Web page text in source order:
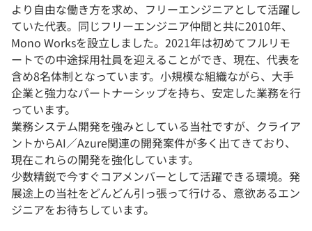
より自由な働き方を求め、フリーエンジニアとして活躍し
ていた代表。同じフリーエンジニア仲間と共に2010年、
Mono Worksを設立しました。2021年は初めてフルリモ
ートでの中途採用社員を迎えることができ、現在、代表を
含め8名体制となっています。小規模な組織ながら、大手
企業と強力なパートナーシップを持ち、安定した業務を行
っています。
業務システム開発を強みとしている当社ですが、クライア
ントからAI／Azure関連の開発案件が多く出てきており、
現在これらの開発を強化しています。
少数精鋭で今すぐコアメンバーとして活躍できる環境。発
展途上の当社をどんどん引っ張って行ける、意欲あるエン
ジニアをお待ちしています。